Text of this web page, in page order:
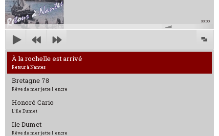
00:00
À la rochelle est arrivé
Retour à Nantes
Bretagne 78
Rêve de mer jette l'encre
Honoré Cario
L'île Dumet
Ile Dumet
Rêve de mer jette l'encre